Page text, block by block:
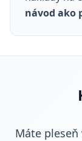
návod ako
Máte